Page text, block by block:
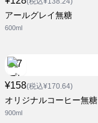
アールグレイ無糖
600ml
¥158(税込¥170.64)
オリジナルコーヒー無糖
900ml